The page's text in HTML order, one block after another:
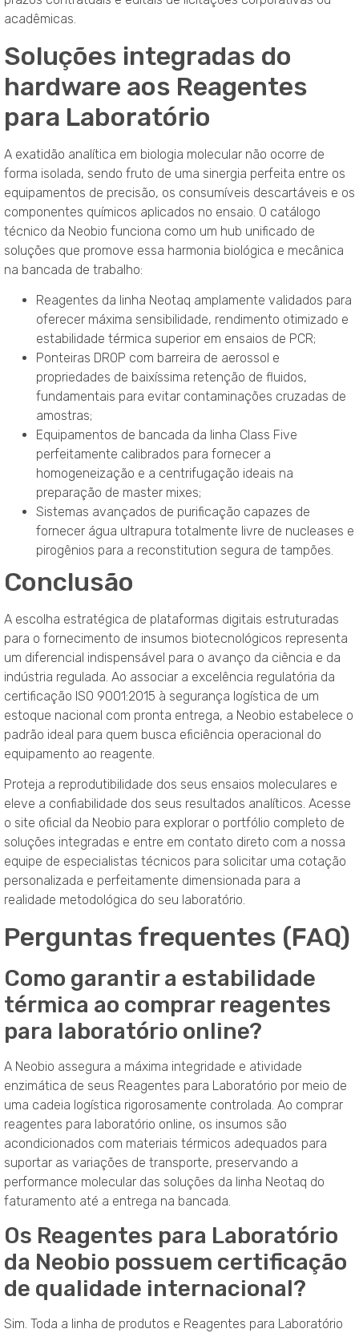
acadêmicas.
Soluções integradas do
hardware aos Reagentes
para Laboratório
A exatidão analítica em biologia molecular não ocorre de
forma isolada, sendo fruto de uma sinergia perfeita entre os
equipamentos de precisão, os consumíveis descartáveis e os
componentes químicos aplicados no ensaio . O catálogo
técnico da Neobio funciona como um hub unificado de
soluções que promove essa harmonia biológica e mecânica
na bancada de trabalho:
Reagentes da linha Neotaq amplamente validados para
oferecer máxima sensibilidade, rendimento otimizado e
estabilidade térmica superior em ensaios de PCR;
Ponteiras DROP com barreira de aerossol e
propriedades de baixíssima retenção de fluidos,
fundamentais para evitar contaminações cruzadas de
amostras;
Equipamentos de bancada da linha Class Five
perfeitamente calibrados para fornecer a
homogeneização e a centrifugação ideais na
preparação de master mixes;
Sistemas avançados de purificação capazes de
fornecer água ultrapura totalmente livre de nucleases e
pirogênios para a reconstitution segura de tampões.
Conclusão
A escolha estratégica de plataformas digitais estruturadas
para o fornecimento de insumos biotecnológicos representa
um diferencial indispensável para o avanço da ciência e da
indústria regulada. Ao associar a excelência regulatória da
certificação ISO 9001:2015 à segurança logística de um
estoque nacional com pronta entrega, a Neobio estabelece o
padrão ideal para quem busca eficiência operacional do
equipamento ao reagente.
Proteja a reprodutibilidade dos seus ensaios moleculares e
eleve a confiabilidade dos seus resultados analíticos. Acesse
o site oficial da Neobio para explorar o portfólio completo de
soluções integradas e entre em contato direto com a nossa
equipe de especialistas técnicos para solicitar uma cotação
personalizada e perfeitamente dimensionada para a
realidade metodológica do seu laboratório.
Perguntas frequentes (FAQ)
Como garantir a estabilidade
térmica ao comprar reagentes
para laboratório online?
A Neobio assegura a máxima integridade e atividade
enzimática de seus Reagentes para Laboratório por meio de
uma cadeia logística rigorosamente controlada. Ao comprar
reagentes para laboratório online, os insumos são
acondicionados com materiais térmicos adequados para
suportar as variações de transporte, preservando a
performance molecular das soluções da linha Neotaq do
faturamento até a entrega na bancada.
Os Reagentes para Laboratório
da Neobio possuem certificação
de qualidade internacional?
Sim. Toda a linha de produtos e Reagentes para Laboratório